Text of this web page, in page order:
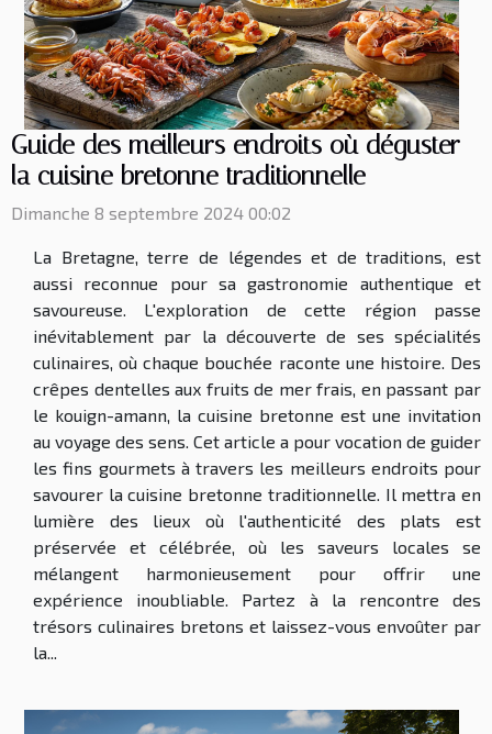
Guide des meilleurs endroits où déguster
la cuisine bretonne traditionnelle
Dimanche 8 septembre 2024 00:02
La Bretagne, terre de légendes et de traditions, est
aussi reconnue pour sa gastronomie authentique et
savoureuse. L'exploration de cette région passe
inévitablement par la découverte de ses spécialités
culinaires, où chaque bouchée raconte une histoire. Des
crêpes dentelles aux fruits de mer frais, en passant par
le kouign-amann, la cuisine bretonne est une invitation
au voyage des sens. Cet article a pour vocation de guider
les fins gourmets à travers les meilleurs endroits pour
savourer la cuisine bretonne traditionnelle. Il mettra en
lumière des lieux où l'authenticité des plats est
préservée et célébrée, où les saveurs locales se
mélangent harmonieusement pour offrir une
expérience inoubliable. Partez à la rencontre des
trésors culinaires bretons et laissez-vous envoûter par
la...